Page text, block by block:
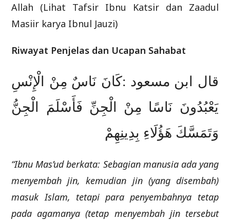
Allah (Lihat Tafsir Ibnu Katsir dan Zaadul
Masiir karya Ibnul Jauzi)
Riwayat Penjelas dan Ucapan Sahabat
قال ابن مسعود :كَانَ نَاسٌ مِنْ الْإِنْسِ
يَعْبُدُونَ نَاسًا مِنْ الْجِنِّ فَأَسْلَمَ الْجِنُّ
وَتَمَسَّكَ هَؤُلَاءِ بِدِينِهِمْ
“Ibnu Mas’ud berkata: Sebagian manusia ada yang
menyembah jin, kemudian jin (yang disembah)
masuk Islam, tetapi para penyembahnya tetap
pada agamanya (tetap menyembah jin tersebut